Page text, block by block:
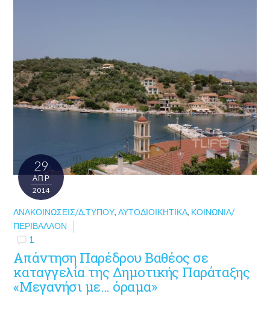
29
ΑΠΡ
2014
ΑΝΑΚΟΙΝΏΣΕΙΣ/Δ.ΤΎΠΟΥ,ΑΥΤΟΔΙΟΙΚΗΤΙΚΆ, ΚΟΙΝΩΝΊΑ/
ΠΕΡΙΒΆΛΛΟΝ
1
Απάντηση Παρέδρου Βαθέος σε
καταγγελία της Δημοτικής Παράταξης
«Μεγανήσι με… όραμα»